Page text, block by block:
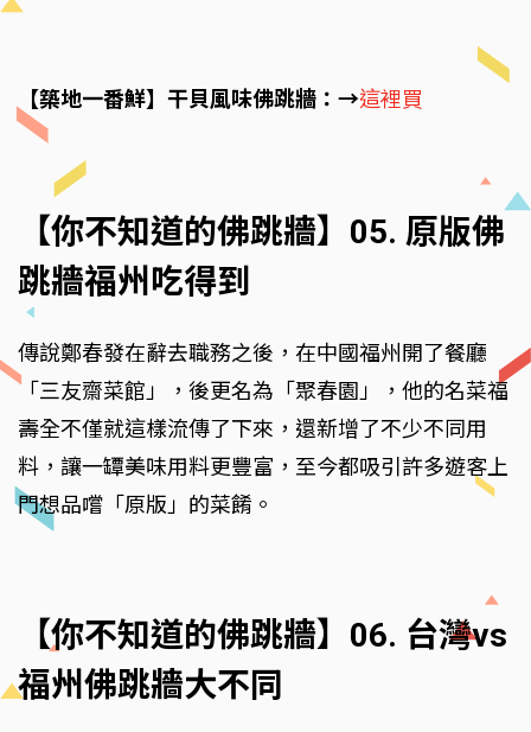
【築地一番鮮】干貝風味佛跳牆：→這裡買
【你不知道的佛跳牆】05. 原版佛
跳牆福州吃得到
傳說鄭春發在辭去職務之後，在中國福州開了餐廳
「三友齋菜館」，後更名為「聚春園」，他的名菜福
壽全不僅就這樣流傳了下來，還新增了不少不同用
料，讓一罈美味用料更豐富，至今都吸引許多遊客上
門想品嚐「原版」的菜餚。
【你不知道的佛跳牆】06. 台灣vs
福州佛跳牆大不同